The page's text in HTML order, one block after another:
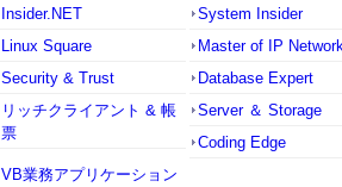
Insider.NET
System Insider
Linux Square
Master of IP
Security & Trust
Database Expert
リッチクライアント & 帳
票
Server ＆ Storage
Coding Edge
VB業務アプリケーション